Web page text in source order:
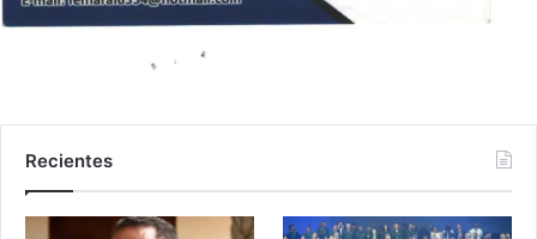
Recientes